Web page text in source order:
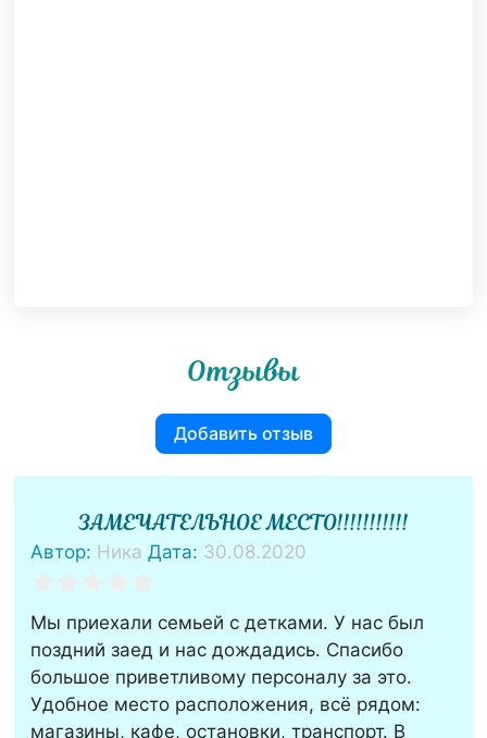
Отзывы
Добавить отзыв
ЗАМЕЧАТЕЛЬНОЕ МЕСТО!!!!!!!!!!!
Автор: Ника Дата: 30.08.2020
Мы приехали семьей с детками. У нас был
поздний заед и нас дождадись. Спасибо
большое приветливому персоналу за это.
Удобное место расположения, всё рядом:
магазины, кафе, остановки, транспорт. В